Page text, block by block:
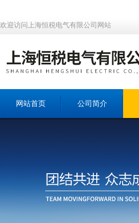
欢迎访问上海恒税电气有限公司网站
网站首页 公司简介